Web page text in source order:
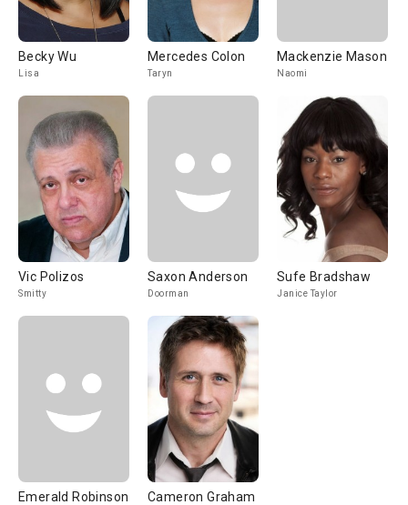
Becky Wu
Lisa
Mercedes Colon
Taryn
Mackenzie Mason
Naomi
Vic Polizos
Smitty
Saxon Anderson
Doorman
Sufe Bradshaw
Janice Taylor
Emerald Robinson Cameron Graham